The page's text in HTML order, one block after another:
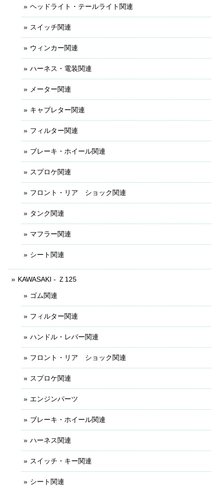
ヘッドライト・テールライト関連
スイッチ関連
ウィンカー関連
ハーネス・電装関連
メーター関連
キャブレター関連
フィルター関連
ブレーキ・ホイール関連
スプロケ関連
フロント・リア ショック関連
タンク関連
マフラー関連
シート関連
KAWASAKI - Ｚ125
ゴム関連
フィルター関連
ハンドル・レバー関連
フロント・リア ショック関連
スプロケ関連
エンジンパーツ
ブレーキ・ホイール関連
ハーネス関連
スイッチ・キー関連
シート関連